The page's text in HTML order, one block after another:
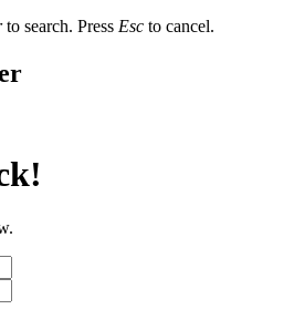
to search. Press Esc to cancel.